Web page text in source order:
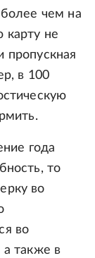
чем на
не
в 100
года
то
во
во
а также в